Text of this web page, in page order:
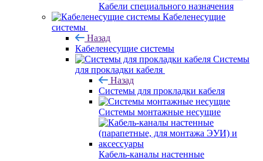
Кабели специального назначения
Кабеленесущие
системы
Назад
Кабеленесущие системы
Системы
для прокладки кабеля
Назад
Системы для прокладки кабеля
Системы монтажные несущие
Кабель-каналы настенные